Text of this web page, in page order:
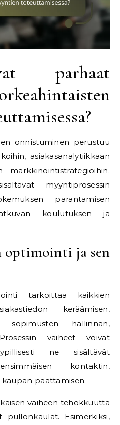
parhaat
onnistuminen perustuu
asiakasanalytiikkaan
myyntiprosessin
parantamisen
koulutuksen ja
optimointi ja sen
tarkoittaa kaikkien
keräämisen,
sopimusten hallinnan,
vaiheet voivat
ne sisältävät
kontaktin,
päättämisen.
vaiheen tehokkuutta
Esimerkiksi,